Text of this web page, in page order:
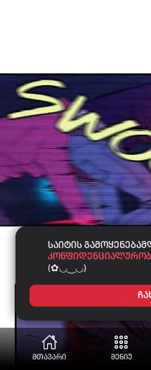
საიტის
(✿◡‿◡)
მთავარი მენიუ